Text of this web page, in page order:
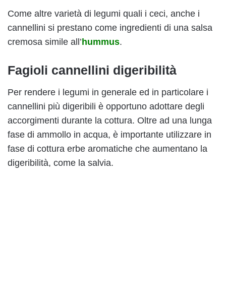
Come altre varietà di legumi quali i ceci, anche i
cannellini si prestano come ingredienti di una salsa
cremosa simile all’hummus.
Fagioli cannellini digeribilità
Per rendere i legumi in generale ed in particolare i
cannellini più digeribili è opportuno adottare degli
accorgimenti durante la cottura. Oltre ad una lunga
fase di ammollo in acqua, è importante utilizzare in
fase di cottura erbe aromatiche che aumentano la
digeribilità, come la salvia.